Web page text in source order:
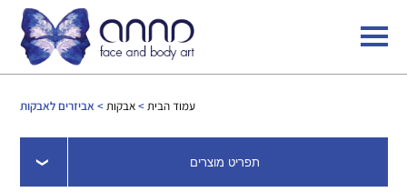
עמוד הבית>אבקות> אביזרים לאבקות
תפריט מוצרים